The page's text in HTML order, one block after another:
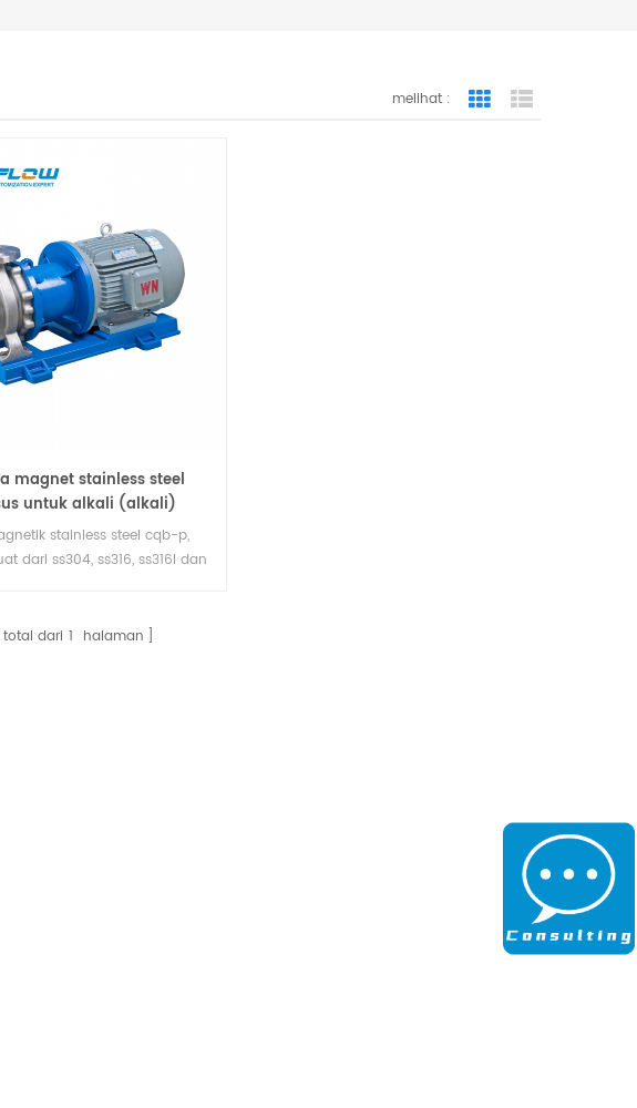
melihat : Grid View
magnet stainless steel
untuk alkali (alkali)
stainless steel cqb-p,
dari ss304, ss316, ss316l dan
asam sulfat, asam nitrat,
total dari 1 halaman